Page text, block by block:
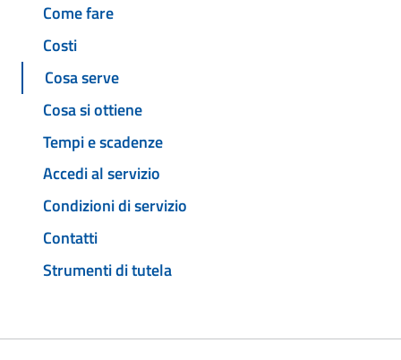
Come fare
Costi
Cosa serve
Cosa si ottiene
Tempi e scadenze
Accedi al servizio
Condizioni di servizio
Contatti
Strumenti di tutela